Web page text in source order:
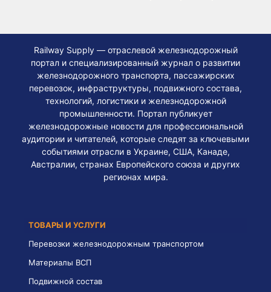
Railway Supply — отраслевой железнодорожный
портал и специализированный журнал о развитии
железнодорожного транспорта, пассажирских
перевозок, инфраструктуры, подвижного состава,
технологий, логистики и железнодорожной
промышленности. Портал публикует
железнодорожные новости для профессиональной
аудитории и читателей, которые следят за ключевыми
событиями отрасли в Украине, США, Канаде,
Австралии, странах Европейского союза и других
регионах мира.
ТОВАРЫ И УСЛУГИ
Перевозки железнодорожным транспортом
Материалы ВСП
Подвижной состав